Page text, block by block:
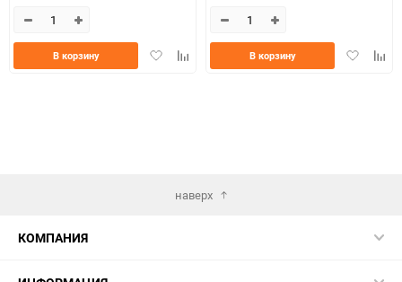
ДобавитьДобавить
В корзину
Добавить
В корзину
наверх
КОМПАНИЯ